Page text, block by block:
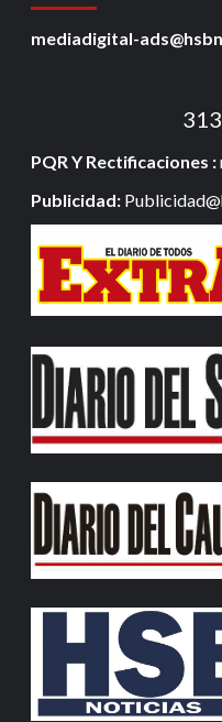
mediadigital-
PQR Y Rectificaciones :
Publicidad: